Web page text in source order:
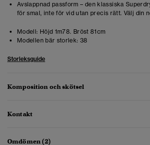
Avslappnad passform – den klassiska
för smal, inte för vid utan precis rätt. Välj din
Modell: Höjd 1m78. Bröst 81cm
Modellen bär storlek: 38
Storleksguide
Komposition och skötsel
Kontakt
Omdömen (2)